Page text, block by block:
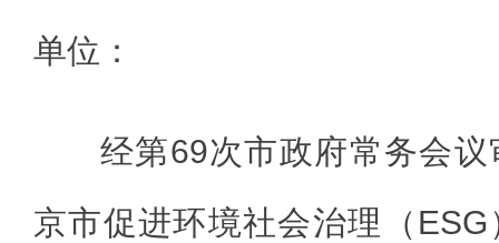
单位：
经第69次市政府常务会
京市促进环境社会治理（